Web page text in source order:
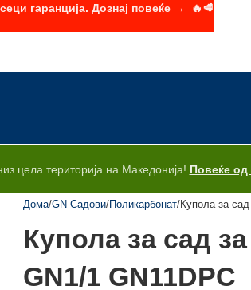
цела територија на Македонија! Повеќе од
Дома GN Садови Поликарбонат Купола за
Купола за сад
GN1/1 GN11DPC
гаранција. Дознај повеќе → 🔥🥩